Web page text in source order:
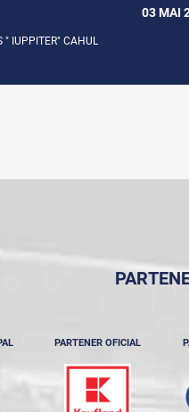
03 MAI
" IUPPITER" CAHUL
PARTENER OFICIAL